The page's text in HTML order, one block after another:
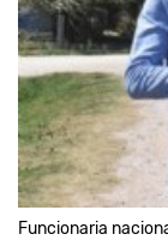
Funcionaria